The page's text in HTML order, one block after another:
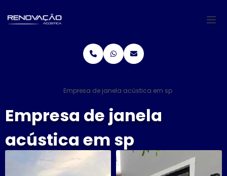
Empresa de janela acústica em sp
Empresa de janela
acústica em sp